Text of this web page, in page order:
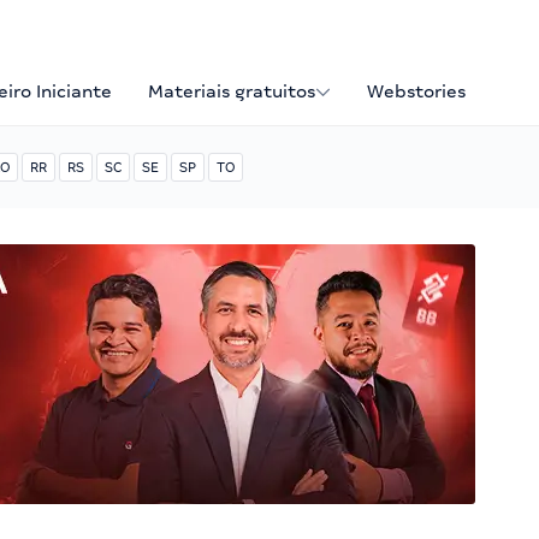
Iniciante Materiais gratuitos Webstories
RR RS SC SE SP TO